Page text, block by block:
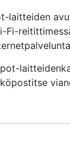
laitteiden
Fi-